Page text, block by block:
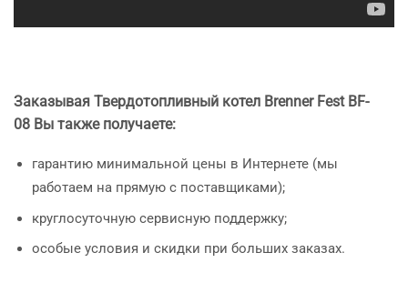
Заказывая Твердотопливный котел Brenner Fest BF-
08 Вы также получаете:
гарантию минимальной цены в Интернете (мы
работаем на прямую с поставщиками);
круглосуточную сервисную поддержку;
особые условия и скидки при больших заказах.